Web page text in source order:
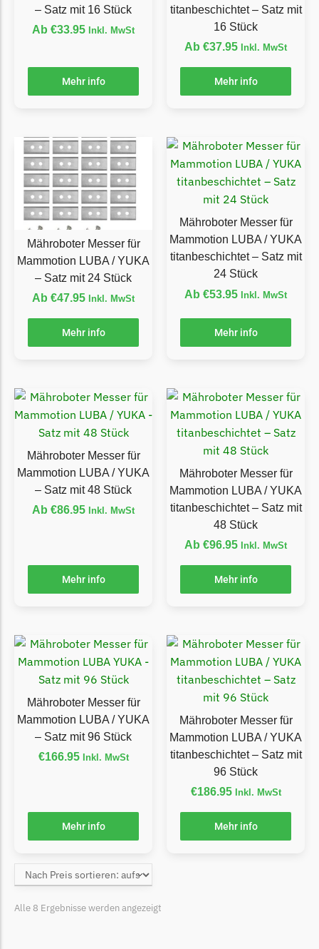
Ecovacs Messer
Einhell
Begrenzungsdraht
Begrenzungsdraht
Eufy
Eufy Messer
Ferrex
Ferrex Messer
Begrenzungsdraht
Florabest
Flymo Messer
Begrenzungsdraht
Fuxtec
Fuxtec Messer
Begrenzungsdraht
Garden Feelings
Greenworks
Grouw
Grouw Messer
Begrenzungsdraht
Güde
Begrenzungsdraht
Kress Messer
Begrenzungsdraht
– Satz mit 16 Stück
Ab €33.95 Inkl. MwSt
Mehr info
titanbeschichtet – Satz mit
16 Stück
Ab €37.95 Inkl. MwSt
Mehr info
Mähroboter Messer für
Mammotion LUBA / YUKA
– Satz mit 24 Stück
Ab €47.95 Inkl. MwSt
Mehr info
Mähroboter Messer für
Mammotion LUBA / YUKA
titanbeschichtet – Satz mit
24 Stück
Ab €53.95 Inkl. MwSt
Mehr info
Mähroboter Messer für
Mammotion LUBA / YUKA
– Satz mit 48 Stück
Ab €86.95 Inkl. MwSt
Mehr info
Mähroboter Messer für
Mammotion LUBA / YUKA
titanbeschichtet – Satz mit
48 Stück
Ab €96.95 Inkl. MwSt
Mehr info
Mähroboter Messer für
Mammotion LUBA / YUKA
– Satz mit 96 Stück
€166.95 Inkl. MwSt
Mehr info
Mähroboter Messer für
Mammotion LUBA / YUKA
titanbeschichtet – Satz mit
96 Stück
€186.95 Inkl. MwSt
Mehr info
Alle 8 Ergebnisse werden angezeigt